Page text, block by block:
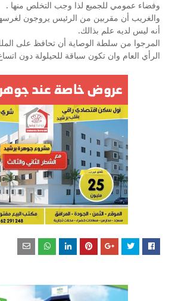
وفضاء عمومي للجميع لذا وجب التخلص منها .
والغريب أن مقربين من الرئيس يروجون
أنه ليس لديه علم بذالك.
المرجوا من سلطة الوصاية أن تحافظ على
الرأي العام وان تكون سباقة للحيلولة دون